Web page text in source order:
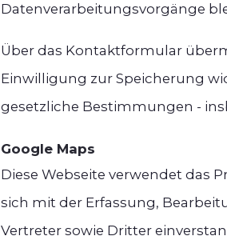
Datenverarbeitungsvorgänge
Über das Kontaktformular
Einwilligung zur Speicherung
gesetzliche Bestimmungen -
Google Maps
Diese Webseite verwendet das
sich mit der Erfassung,
Vertreter sowie Dritter